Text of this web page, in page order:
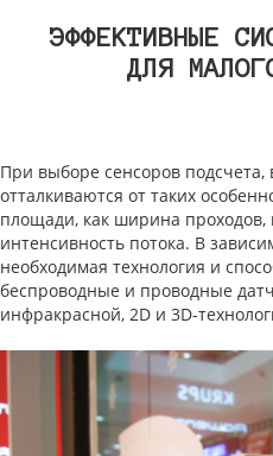
ЭФФЕКТИВНЫЕ
ДЛЯ
При выборе сенсоров
отталкиваются от таких
площади, как ширина проходов,
интенсивность потока. В
необходимая технология и
беспроводные и проводные
инфракрасной, 2D и 3D-